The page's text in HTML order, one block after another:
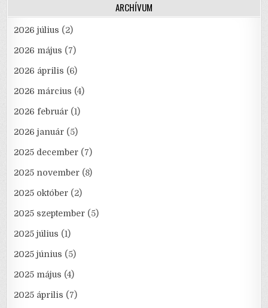
ARCHÍVUM
2026 július (2)
2026 május (7)
2026 április (6)
2026 március (4)
2026 február (1)
2026 január (5)
2025 december (7)
2025 november (8)
2025 október (2)
2025 szeptember (5)
2025 július (1)
2025 június (5)
2025 május (4)
2025 április (7)